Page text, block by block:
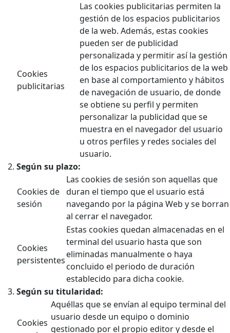
Cookies
publicitarias
Las cookies publicitarias permiten la
gestión de los espacios publicitarios
de la web. Además, estas cookies
pueden ser de publicidad
personalizada y permitir así la gestión
de los espacios publicitarios de la web
en base al comportamiento y hábitos
de navegación de usuario, de donde
se obtiene su perfil y permiten
personalizar la publicidad que se
muestra en el navegador del usuario
u otros perfiles y redes sociales del
usuario.
Según su plazo:
Cookies de
sesión
Las cookies de sesión son aquellas que
duran el tiempo que el usuario está
navegando por la página Web y se borran
al cerrar el navegador.
Cookies
persistentes
Estas cookies quedan almacenadas en el
terminal del usuario hasta que son
eliminadas manualmente o haya
concluido el periodo de duración
establecido para dicha cookie.
Según su titularidad:
Cookies
Aquéllas que se envían al equipo terminal del
usuario desde un equipo o dominio
gestionado por el propio editor y desde el